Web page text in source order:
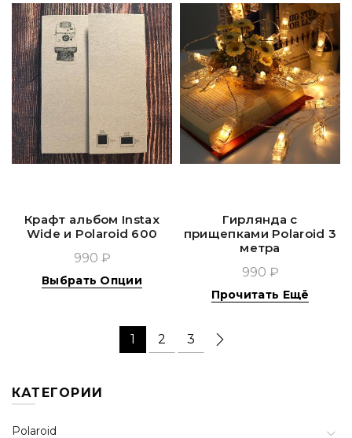
Крафт альбом Instax
Wide и Polaroid 600
990 ₽
Выбрать Опции
Гирлянда с
прищепками Polaroid 3
метра
990 ₽
Прочитать Ещё
1 2 3
КАТЕГОРИИ
Polaroid